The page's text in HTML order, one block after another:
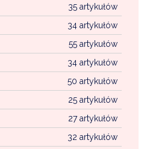
35 artykułów
34 artykułów
55 artykułów
34 artykułów
50 artykułów
25 artykułów
27 artykułów
32 artykułów